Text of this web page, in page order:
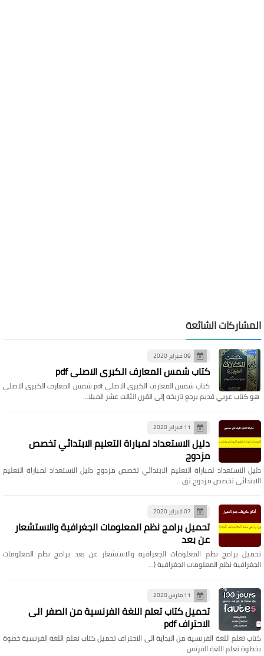
المشاركات الشائعة
09 فبراير 2020
كتاب شمس المعارف الكبرى الاصلي pdf
كتاب شمس المعارف الكبرى الاصلي pdf شمس المعارف الكبرى الاصلي
هو كتاب عربي قديم يرجع تاريخه إلى القرن الثالث عشر الميلا…
11 فبراير 2020
دليل الاستعداد لمباراة التعليم الابتدائي تخصص
مزدوج
دليل الاستعداد لمباراة التعليم الابتدائي تخصص مزدوج دليل الاستعداد لمباراة التعليم
الابتدائي تخصص مزدوج تق…
07 فبراير 2020
تحميل برامج نظم المعلومات الجغرافية والاستشعار
عن بعد
تحميل برامج نظم المعلومات الجغرافية والاستشعار عن بعد برامج نظم المعلومات
الجغرافية نظم المعلومات الجغرافية (…
11 مارس 2020
تحميل كتاب تعلم اللغة الفرنسية من الصفر الى
الاحتراف pdf
كتاب تعلم اللغة الفرنسية من البداية الى الاحتراف تحميل كتاب تعلم اللغة الفرنسية خطوة
بخطوة تعلم اللغة الفرنس…